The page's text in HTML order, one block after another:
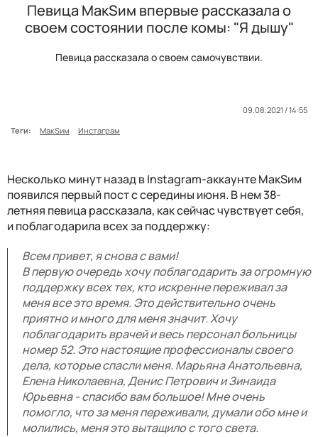
Певица МакSим впервые рассказала о
своем состоянии после комы: "Я дышу"
Певица рассказала о своем самочувствии.
09.08.2021 / 14:55
Теги:
МакSим Инстаграм
Несколько минут назад в Instagram-аккаунте МакSим
появился первый пост с середины июня. В нем 38-
летняя певица рассказала, как сейчас чувствует себя,
и поблагодарила всех за поддержку:
Всем привет, я снова с вами!
В первую очередь хочу поблагодарить за огромную
поддержку всех тех, кто искренне переживал за
меня все это время. Это действительно очень
приятно и много для меня значит. Хочу
поблагодарить врачей и весь персонал больницы
номер 52. Это настоящие профессионалы своего
дела, которые спасли меня. Марьяна Анатольевна,
Елена Николаевна, Денис Петрович и Зинаида
Юрьевна - спасибо вам большое! Мне очень
помогло, что за меня переживали, думали обо мне и
молились, меня это вытащило с того света.